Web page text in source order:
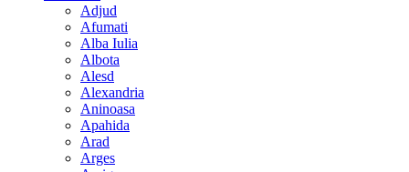
Adjud
Afumati
Alba Iulia
Albota
Alesd
Alexandria
Aninoasa
Apahida
Arad
Arges